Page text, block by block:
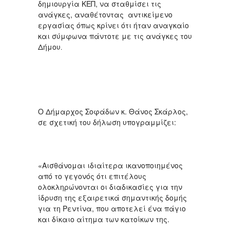
δημιουργία ΚΕΠ, να σταθμίσει τις
ανάγκες, αναθέτοντας αντικείμενο
εργασίας όπως κρίνει ότι ήταν αναγκαίο
και σύμφωνα πάντοτε με τις ανάγκες του
Δήμου.
Ο Δήμαρχος Σοφάδων κ. Θάνος Σκάρλος,
σε σχετική του δήλωση υπογραμμίζει:
«Αισθάνομαι ιδιαίτερα ικανοποιημένος
από το γεγονός ότι επιτέλους
ολοκληρώνονται οι διαδικασίες για την
ίδρυση της εξαιρετικά σημαντικής δομής
για τη Ρεντίνα, που αποτελεί ένα πάγιο
και δίκαιο αίτημα των κατοίκων της.